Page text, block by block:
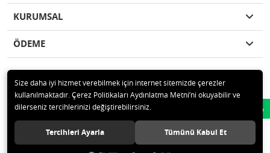
KURUMSAL
ÖDEME
© 2020 GKN STORE TEMİZLİK MADDELERİ SAN TİC LTD ŞTİ Tüm hakları
saklıdır.
Whatsapp
Size daha iyi hizmet verebilmek için internet sitemizde çerezler
kullanılmaktadır. Çerez Politikaları Aydınlatma Metni’ni okuyabilir ve
dilerseniz tercihlerinizi değiştirebilirsiniz.
Tercihleri Ayarla Tümünü Kabul Et